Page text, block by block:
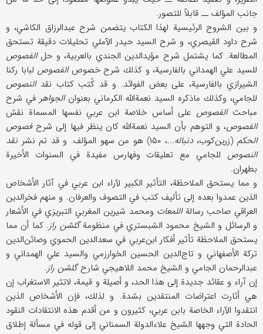
جانب المؤلف ــ قابلاً للتصور.
و بين الشروح الرئيسية لهذا الكتاب يتضمن شرح عبدالرزاق الكاشي، و
شرح داود القيصري، و شرح السيد حيدر الآملي تحليلات دقيقة تستحق
المطالعة. كما يشتمل شرح مؤيد‌الدين الجندي بالعربية، و حلالفصوص
للسيد علي الهمداني بالفارسية، و كذلك شرح خصوصالفصوص لبابا ركنا
الشيرازي بالفارسية، على بعض الفوائد. و قد كُتب كتاب نقدالنصوص
للجامي، وكذلك ماذكره السيد نعمة‌الله الكرماني بعنوانالجواهر في شرح
مباحثالفصوص على أساس خلاصة ابن عربي نفسها المسماة نقش
الفصوص، و التوهم بأن السيد نعمة‌الله كان ينظر فيها إلى شرح فصوص
الحكم(زرين‌كوب،دنباله...، ۱۵۰) هو من سهو المؤلف. و قد تم نشر
نقد
النصوص للجامي مع تعليقات وفهارس مفيدة في السنوات الأخيرة
بطهران.
و مما يستحق الملاحظة، التأثير الكبير لآراء ابن عربي في آثار الأشخاص
الذين عمدوا بعده إلى تأليف كتب في التصوف والعرفان. و منهم فخرالدين
العراقي صاحب رسالةاللمعات ومحمد شيرين المغربي التبريزي في الأشعار
و الرسائل و الشيخ محمود الشبستري في منظومةگلشن راز. كما أن مما
يستحق الملاحظة تأثير أفكار ابن‌عربي في سعد‌الدين الحموي وصائن‌الدين
تركة الأصفهاني و تاج‌الدين الحسين الخوارزمي والسيد علي الهمداني و
عبدالرحمان الجامي و الشيخ محمد اللاهيجي شارحگلشن راز.
إن آراء و عقائد جديدة إلى هذا الحد، و أصيلة و قيمة، لاتثير الاستغراب إن
هي أثارت اعتراضات المنتقدين بشدة. و لذلك، فإن الأشخاص الذين
انتقدوا الآراء الخاصة بابن عربي، كثيرون و من أقدم هذه الانتقادات النقود
الحادة التي وجهها الشيخ علاء‌الدولة السمناني إلى قوله في مسألة إطلاق